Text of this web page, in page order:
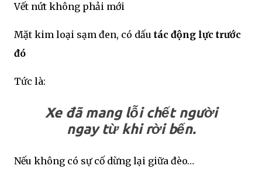
Vết nứt không phải mới
Mặt kim loại sạm đen, có dấu tác động lực trước
đó
Tức là:
Xe đã mang lỗi chết người
ngay từ khi rời bến.
Nếu không có sự cố dừng lại giữa đèo…